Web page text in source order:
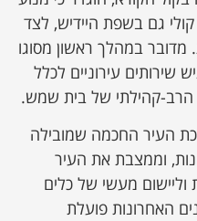
גם בשפת היידיש, לצד
מדובר במהלך ראשון מסוגו
שירותים עירוניים לכלל
הרב-קהילתי של בית שמש.
העיר החכמה שמובילה
וממצבת את העיר
וליישום מעשי של כלים
האחרונות פועלת